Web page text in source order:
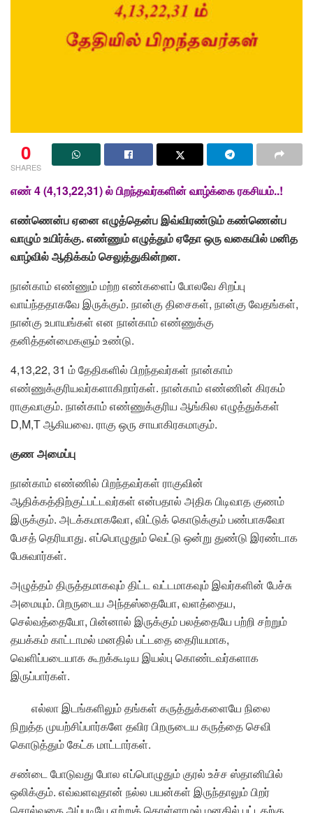
0
SHARES
எண் 4 (4,13,22,31) ல் பிறந்தவர்களின் வாழ்க்கை ரகசியம்..!
எண்ணென்ப ஏனை எழுத்தென்ப இவ்விரண்டும் கண்ணென்ப
வாழும் உயிர்க்கு. எண்ணும் எழுத்தும் ஏதோ ஒரு வகையில் மனித
வாழ்வில் ஆதிக்கம் செலுத்துகின்றன.
நான்காம் எண்ணும் மற்ற எண்களைப் போலவே சிறப்பு
வாய்ந்ததாகவே இருக்கும். நான்கு திசைகள், நான்கு வேதங்கள்,
நான்கு உபாயங்கள் என நான்காம் எண்ணுக்கு
தனித்தன்மைகளும் உண்டு.
4,13,22, 31 ம் தேதிகளில் பிறந்தவர்கள் நான்காம்
எண்ணுக்குரியவர்களாகிறார்கள். நான்காம் எண்ணின் கிரகம்
ராகுவாகும். நான்காம் எண்ணுக்குரிய ஆங்கில எழுத்துக்கள்
D,M,T ஆகியவை. ராகு ஒரு சாயாகிரகமாகும்.
குண அமைப்பு
நான்காம் எண்ணில் பிறந்தவர்கள் ராகுவின்
ஆதிக்கத்திற்குட்பட்டவர்கள் என்பதால் அதிக பிடிவாத குணம்
இருக்கும். அடக்கமாகவோ, விட்டுக் கொடுக்கும் பண்பாகவோ
பேசத் தெரியாது. எப்பொழுதும் வெட்டு ஒன்று துண்டு இரண்டாக
பேசுவார்கள்.
அழுத்தம் திருத்தமாகவும் திட்ட வட்டமாகவும் இவர்களின் பேச்சு
அமையும். பிறருடைய அந்தஸ்தையோ, வளத்தைய,
செல்வத்தையோ, பின்னால் இருக்கும் பலத்தையே பற்றி சற்றும்
தயக்கம் காட்டாமல் மனதில் பட்டதை தைரியமாக,
வெளிப்படையாக கூறக்கூடிய இயல்பு கொண்டவர்களாக
இருப்பார்கள்.
எல்லா இடங்களிலும் தங்கள் கருத்துக்களையே நிலை
நிறுத்த முயற்சிப்பார்களே தவிர பிறருடைய கருத்தை செவி
கொடுத்தும் கேட்க மாட்டார்கள்.
சண்டை போடுவது போல எப்பொழுதும் குரல் உச்ச ஸ்தானியில்
ஒலிக்கும். எவ்வளவுதான் நல்ல பயன்கள் இருந்தாலும் பிறர்